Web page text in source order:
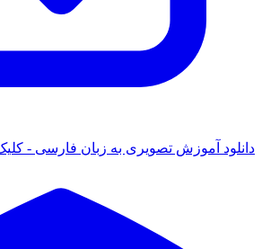
آموزش تصویری به زبان فارسی - کلیک کنید